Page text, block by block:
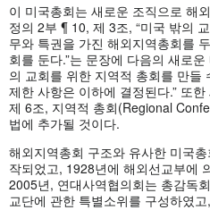
이 미국총회는 새로운 조직으로 해
정의 2부 ¶ 10, 제 3조, “미국 밖의
무와 특권을 가진 해외지역총회를
회를 둔다.”는 문장에 다음의 새로
의 교회를 위한 지역적 총회를 만들
제한 사항은 이하에 결정된다.” 또
제 6조, 지역적 총회(Regional
법에 추가될 것이다.
해외지역총회 구조와 유사한 미국
작되었고, 1928년에 해외선교부에
2005년, 연대사역협의회는 총감독
교단에 관한 특별소위를 구성하였